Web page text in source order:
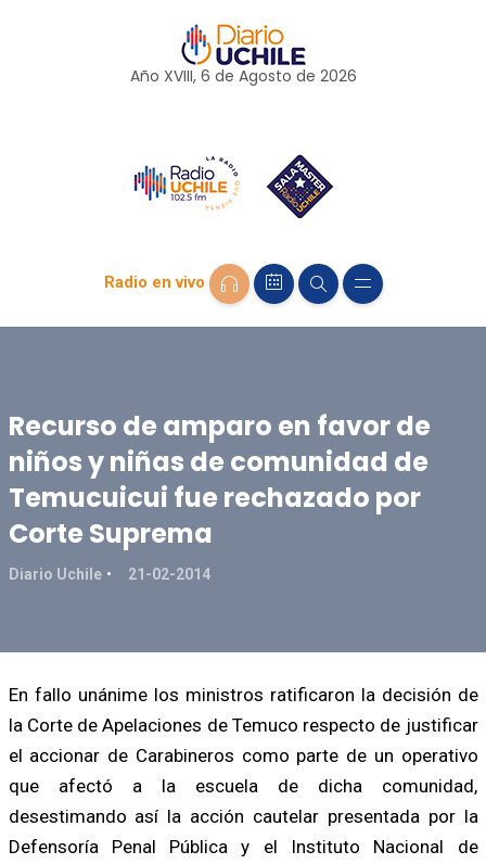
Año XVIII, 6 de Agosto de 2026
Radio en vivo
Recurso de amparo en favor de
niños y niñas de comunidad de
Temucuicui fue rechazado por
Corte Suprema
Diario Uchile 21-02-2014
En fallo unánime los ministros ratificaron la decisión de
la Corte de Apelaciones de Temuco respecto de justificar
el accionar de Carabineros como parte de un operativo
que afectó a la escuela de dicha comunidad,
desestimando así la acción cautelar presentada por la
Defensoría Penal Pública y el Instituto Nacional de